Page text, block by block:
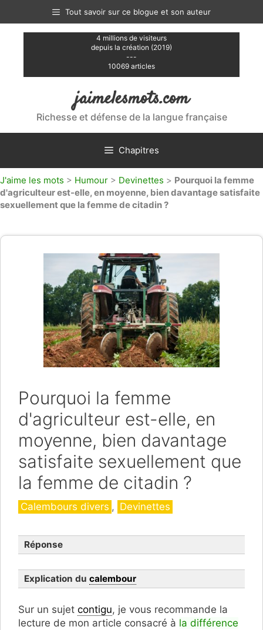
contenu
Tout savoir sur ce blogue et son auteur
4 millions de visiteurs
depuis la création (2019)
---
10069 articles
jaimelesmots.com
Richesse et défense de la langue française
Chapitres
J'aime les mots > Humour > Devinettes > Pourquoi la femme
d'agriculteur est-elle, en moyenne, bien davantage satisfaite
sexuellement que la femme de citadin ?
Pourquoi la femme
d'agriculteur est-elle, en
moyenne, bien davantage
satisfaite sexuellement que
la femme de citadin ?
Catégories
Calembours divers , Devinettes
Réponse
Explication du calembour
Sur un sujet contigu, je vous recommande la
lecture de mon article consacré à la différence